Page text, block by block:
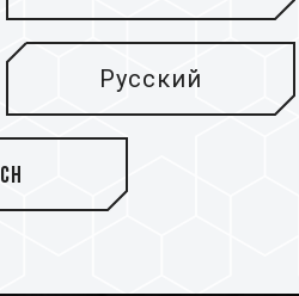
с различным
достаточно места
Русский